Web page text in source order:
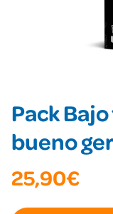
Pack
bueno
25,90€